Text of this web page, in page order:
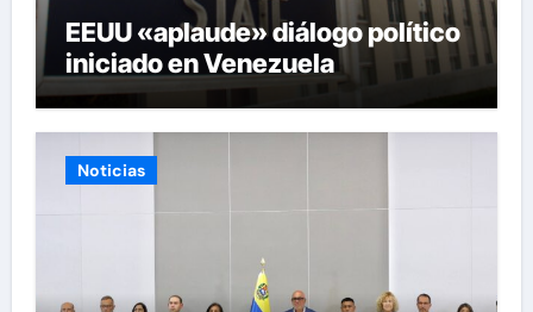
EEUU «aplaude» diálogo político
iniciado en Venezuela
Noticias